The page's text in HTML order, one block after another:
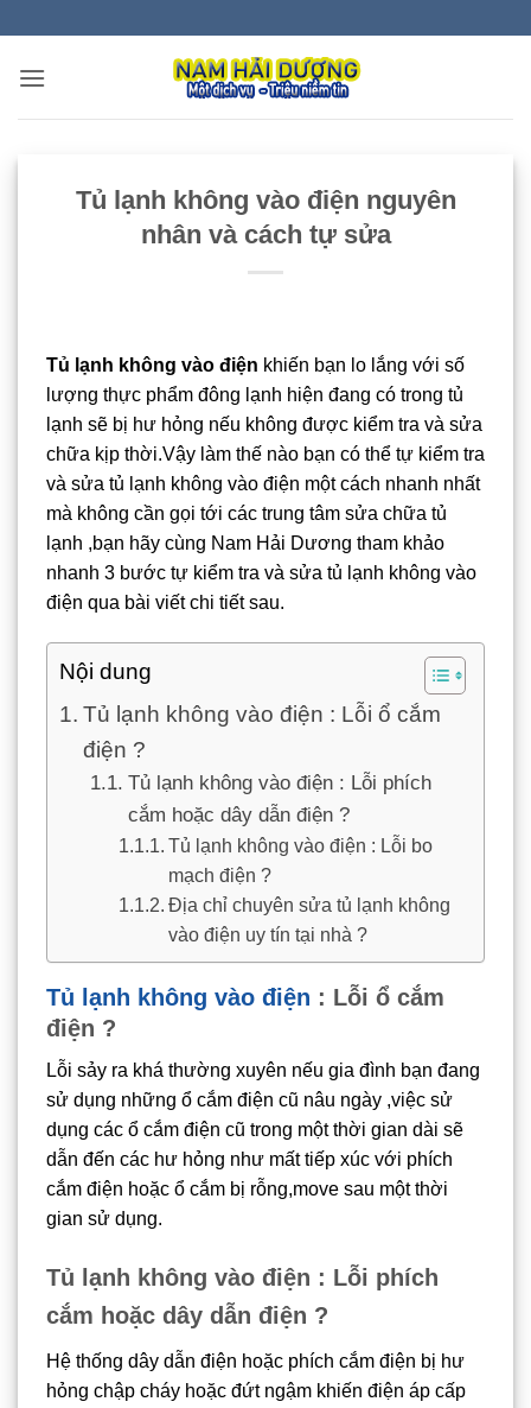
nội
Tủ lạnh không vào điện nguyên
nhân và cách tự sửa
Tủ lạnh không vào điện khiến bạn lo lắng với số
lượng thực phẩm đông lạnh hiện đang có trong tủ
lạnh sẽ bị hư hỏng nếu không được kiểm tra và sửa
chữa kịp thời.Vậy làm thế nào bạn có thể tự kiểm tra
và sửa tủ lạnh không vào điện một cách nhanh nhất
mà không cần gọi tới các trung tâm sửa chữa tủ
lạnh ,bạn hãy cùng Nam Hải Dương tham khảo
nhanh 3 bước tự kiểm tra và sửa tủ lạnh không vào
điện qua bài viết chi tiết sau.
Nội dung
Tủ lạnh không vào điện : Lỗi ổ cắm
điện ?
Tủ lạnh không vào điện : Lỗi phích
cắm hoặc dây dẫn điện ?
Tủ lạnh không vào điện : Lỗi bo
mạch điện ?
Địa chỉ chuyên sửa tủ lạnh không
vào điện uy tín tại nhà ?
Tủ lạnh không vào điện : Lỗi ổ cắm
điện ?
Lỗi sảy ra khá thường xuyên nếu gia đình bạn đang
sử dụng những ổ cắm điện cũ nâu ngày ,việc sử
dụng các ổ cắm điện cũ trong một thời gian dài sẽ
dẫn đến các hư hỏng như mất tiếp xúc với phích
cắm điện hoặc ổ cắm bị rỗng,move sau một thời
gian sử dụng.
Tủ lạnh không vào điện : Lỗi phích
cắm hoặc dây dẫn điện ?
Hệ thống dây dẫn điện hoặc phích cắm điện bị hư
hỏng chập cháy hoặc đứt ngậm khiến điện áp cấp